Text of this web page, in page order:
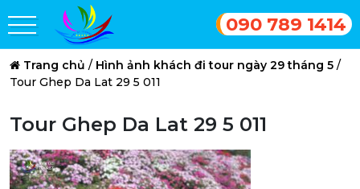
090 789 1414
Trang chủ / Hình ảnh khách đi tour ngày 29 tháng 5 /
Tour Ghep Da Lat 29 5 011
Tour Ghep Da Lat 29 5 011